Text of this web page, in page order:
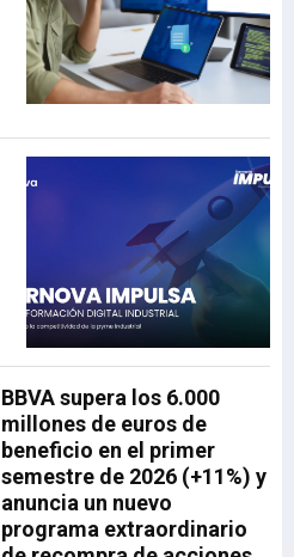
BBVA supera los 6.000
millones de euros de
beneficio en el primer
semestre de 2026 (+11%) y
anuncia un nuevo
programa extraordinario